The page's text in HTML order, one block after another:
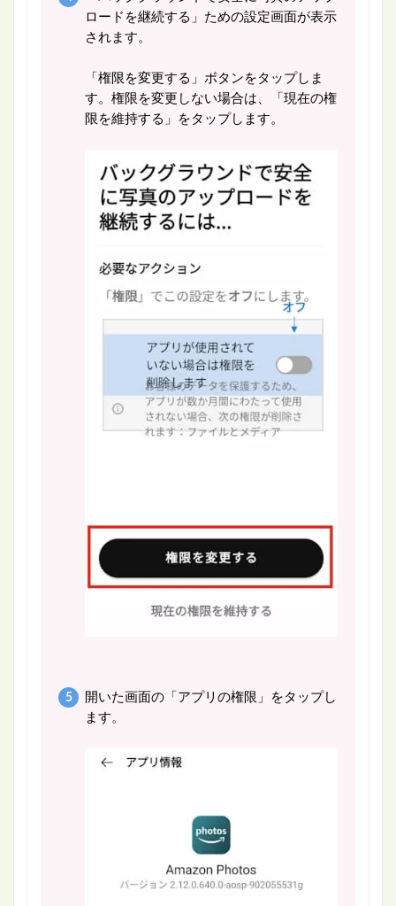
ロードを継続する」ための設定画面が表示
されます。
「権限を変更する」ボタンをタップしま
す。権限を変更しない場合は、「現在の権
限を維持する」をタップします。
開いた画面の「アプリの権限」をタップし
ます。